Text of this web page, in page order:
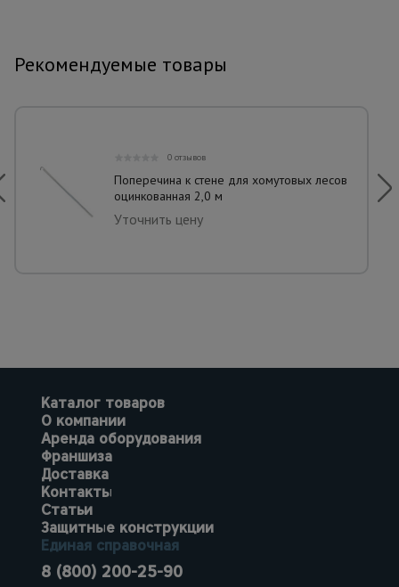
Рекомендуемые товары
0 отзывов
Поперечина к стене для хомутовых лесов
оцинкованная 2,0 м
Уточнить цену
Каталог товаров
О компании
Аренда оборудования
Франшиза
Доставка
Контакты
Статьи
Защитные конструкции
Единая справочная
8 (800) 200-25-90